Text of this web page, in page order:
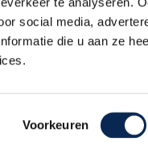
social media,
die u aan ze
Voorkeuren